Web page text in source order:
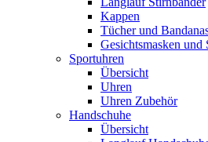
Kappen
Tücher und
Gesichtsmasken und
Sportuhren
Übersicht
Uhren
Uhren Zubehör
Handschuhe
Übersicht